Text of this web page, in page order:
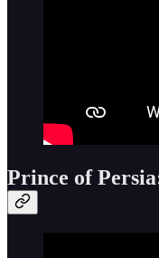
Prince of